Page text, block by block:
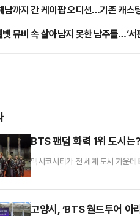
남까지 간 케이팝 오디션…기존 캐스
뮤비 속 살아남지 못한 남주들…‘서
BTS 팬덤 화력 1위 도시는
멕시코시티가 전 세계 도시 가운
세계 도시 중 1위다.매체는 이 같
고양시, ‘BTS 월드투어 아